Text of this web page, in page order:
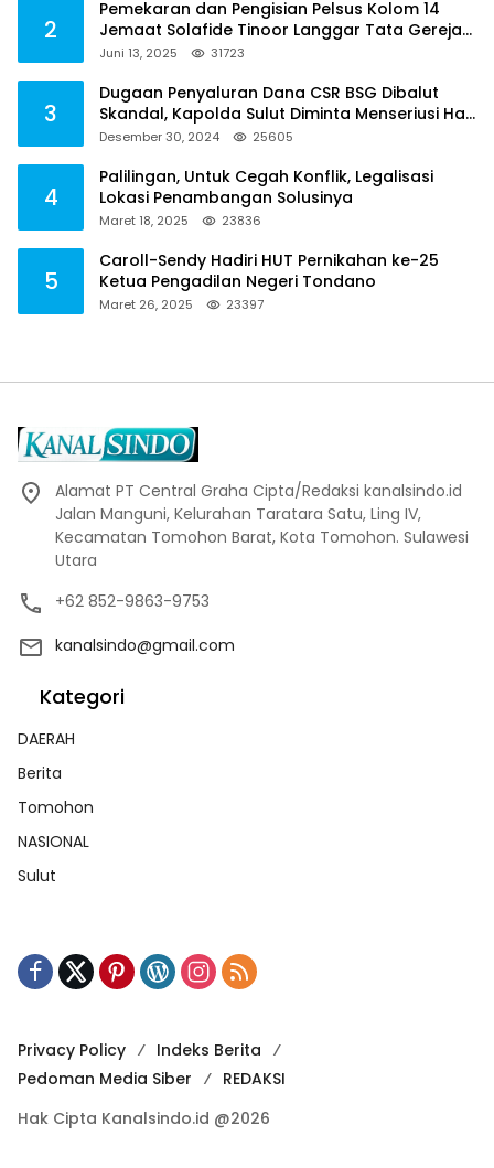
2
Pemekaran dan Pengisian Pelsus Kolom 14
Jemaat Solafide Tinoor Langgar Tata Gereja
2021, Toreh : Ini Perbuatan Melawan Hukum
Juni 13, 2025 31723
3
Dugaan Penyaluran Dana CSR BSG Dibalut
Skandal, Kapolda Sulut Diminta Menseriusi Hal
ini
Desember 30, 2024 25605
4
Palilingan, Untuk Cegah Konflik, Legalisasi
Lokasi Penambangan Solusinya
Maret 18, 2025 23836
5
Caroll-Sendy Hadiri HUT Pernikahan ke-25
Ketua Pengadilan Negeri Tondano
Maret 26, 2025 23397
Alamat PT Central Graha Cipta/Redaksi kanalsindo.id
Jalan Manguni, Kelurahan Taratara Satu, Ling IV,
Kecamatan Tomohon Barat, Kota Tomohon. Sulawesi
Utara
+62 852-9863-9753
kanalsindo@gmail.com
Kategori
DAERAH
Berita
Tomohon
NASIONAL
Sulut
Privacy Policy
Indeks Berita
Pedoman Media Siber
REDAKSI
Hak Cipta Kanalsindo.id @2026